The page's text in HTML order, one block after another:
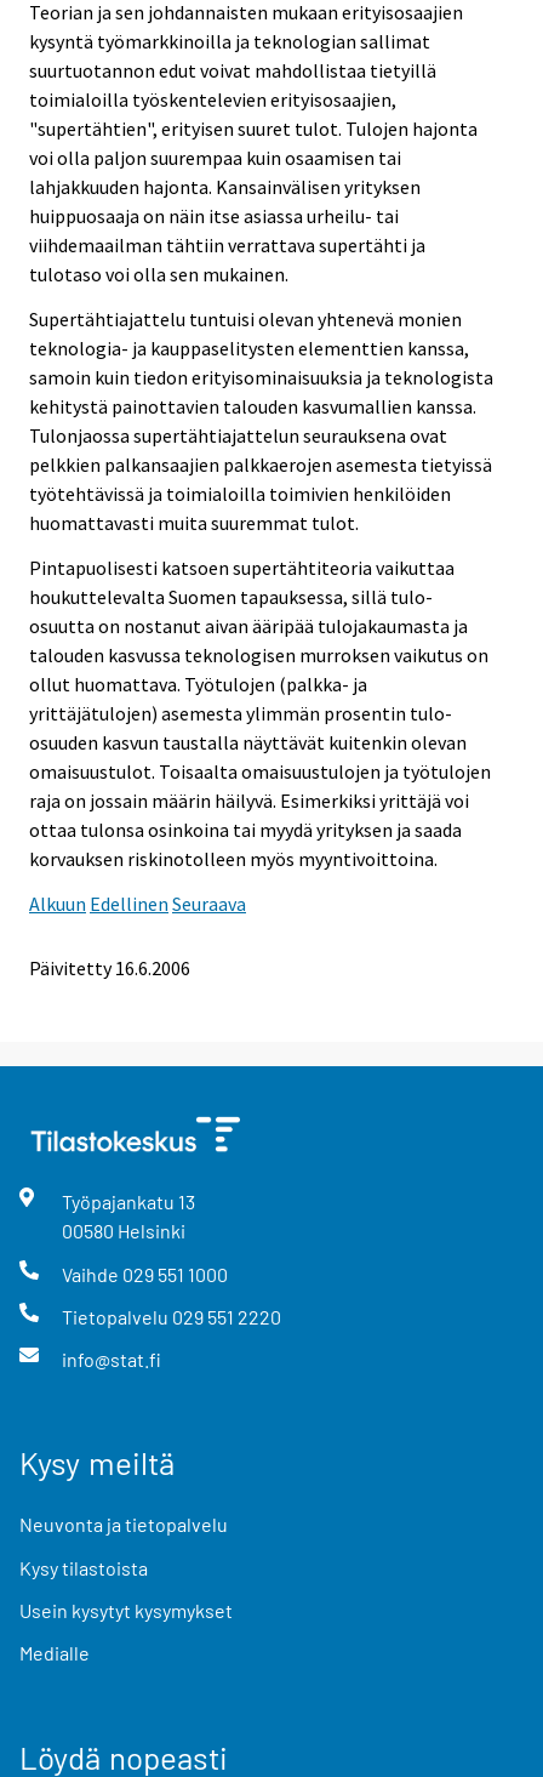
Teorian ja sen johdannaisten mukaan erityisosaajien
kysyntä työmarkkinoilla ja teknologian sallimat
suurtuotannon edut voivat mahdollistaa tietyillä
toimialoilla työskentelevien erityisosaajien,
"supertähtien", erityisen suuret tulot. Tulojen hajonta
voi olla paljon suurempaa kuin osaamisen tai
lahjakkuuden hajonta. Kansainvälisen yrityksen
huippuosaaja on näin itse asiassa urheilu- tai
viihdemaailman tähtiin verrattava supertähti ja
tulotaso voi olla sen mukainen.
Supertähtiajattelu tuntuisi olevan yhtenevä monien
teknologia- ja kauppaselitysten elementtien kanssa,
samoin kuin tiedon erityisominaisuuksia ja teknologista
kehitystä painottavien talouden kasvumallien kanssa.
Tulonjaossa supertähtiajattelun seurauksena ovat
pelkkien palkansaajien palkkaerojen asemesta tietyissä
työtehtävissä ja toimialoilla toimivien henkilöiden
huomattavasti muita suuremmat tulot.
Pintapuolisesti katsoen supertähtiteoria vaikuttaa
houkuttelevalta Suomen tapauksessa, sillä tulo-
osuutta on nostanut aivan ääripää tulojakaumasta ja
talouden kasvussa teknologisen murroksen vaikutus on
ollut huomattava. Työtulojen (palkka- ja
yrittäjätulojen) asemesta ylimmän prosentin tulo-
osuuden kasvun taustalla näyttävät kuitenkin olevan
omaisuustulot. Toisaalta omaisuustulojen ja työtulojen
raja on jossain määrin häilyvä. Esimerkiksi yrittäjä voi
ottaa tulonsa osinkoina tai myydä yrityksen ja saada
korvauksen riskinotolleen myös myyntivoittoina.
Alkuun Edellinen Seuraava
Päivitetty16.6.2006
Työpajankatu 13
00580 Helsinki
Vaihde 029 551 1000
Tietopalvelu 029 551 2220
info@stat.fi
Kysy meiltä
Neuvonta ja tietopalvelu
Kysy tilastoista
Usein kysytyt kysymykset
Medialle
Löydä nopeasti